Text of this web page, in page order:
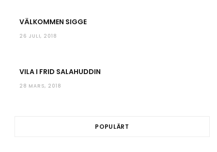
VÄLKOMMEN SIGGE
26 JULI, 2018
VILA I FRID SALAHUDDIN
28 MARS, 2018
POPULÄRT